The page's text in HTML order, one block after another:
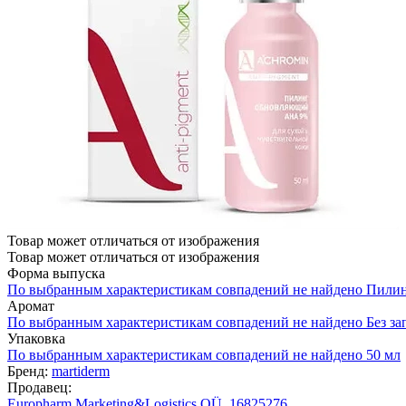
Товар может отличаться от изображения
Товар может отличаться от изображения
Форма выпуска
По выбранным характеристикам совпадений не найдено
Аромат
По выбранным характеристикам совпадений не найдено Без
Упаковка
По выбранным характеристикам совпадений не найдено 50 мл
Бренд: martiderm
Продавец: